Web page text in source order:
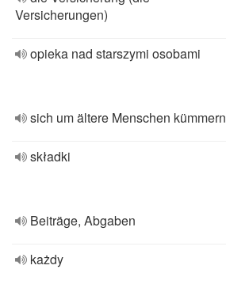
Versicherungen)
opieka nad starszymi osobami
sich um ältere Menschen kümmern
składki
Beiträge, Abgaben
każdy